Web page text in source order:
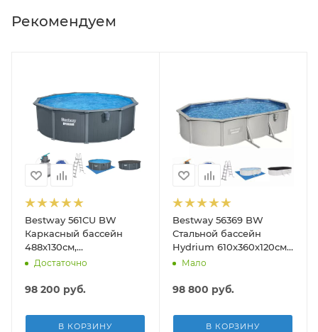
Рекомендуем
Bestway 561CU BW
Каркасный бассейн
488х130см,
композитный, 21490л,
лестн, тент, подст, дисп.
Достаточно
98 200 руб.
В КОРЗИНУ
Bestway 56369 BW
Стальной бассейн
Hydrium 610х360х120см,
19929л, песч.фил.-нас
подст.
Мало
98 800 руб.
В КОРЗИНУ